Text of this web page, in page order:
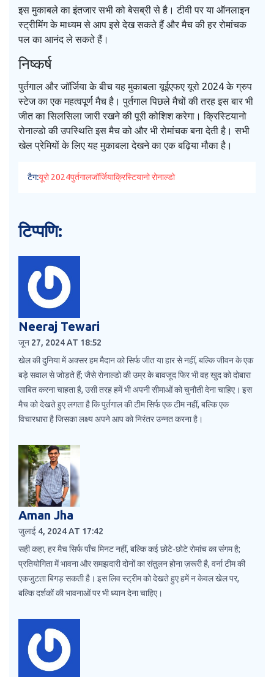
इस मुकाबले का इंतजार सभी को बेसब्री से है। टीवी पर या ऑनलाइन
स्ट्रीमिंग के माध्यम से आप इसे देख सकते हैं और मैच की हर रोमांचक
पल का आनंद ले सकते हैं।
निष्कर्ष
पुर्तगाल और जॉर्जिया के बीच यह मुकाबला यूईएफए यूरो 2024 के ग्रुप
स्टेज का एक महत्वपूर्ण मैच है। पुर्तगाल पिछले मैचों की तरह इस बार भी
जीत का सिलसिला जारी रखने की पूरी कोशिश करेगा। क्रिस्टियानो
रोनाल्डो की उपस्थिति इस मैच को और भी रोमांचक बना देती है। सभी
खेल प्रेमियों के लिए यह मुकाबला देखने का एक बढ़िया मौका है।
टैग:यूरो 2024पुर्तगालजॉर्जियाक्रिस्टियानो रोनाल्डो
टिप्पणि:
Neeraj Tewari
जून 27, 2024 AT 18:52
खेल की दुनिया में अक्सर हम मैदान को सिर्फ जीत या हार से नहीं, बल्कि जीवन के एक
बड़े सवाल से जोड़ते हैं; जैसे रोनाल्डो की उम्र के बावजूद फिर भी वह खुद को दोबारा
साबित करना चाहता है, उसी तरह हमें भी अपनी सीमाओं को चुनौती देना चाहिए। इस
मैच को देखते हुए लगता है कि पुर्तगाल की टीम सिर्फ एक टीम नहीं, बल्कि एक
विचारधारा है जिसका लक्ष्य अपने आप को निरंतर उन्नत करना है।
Aman Jha
जुलाई 4, 2024 AT 17:42
सही कहा, हर मैच सिर्फ पाँच मिनट नहीं, बल्कि कई छोटे‑छोटे रोमांच का संगम है;
प्रतियोगिता में भावना और समझदारी दोनों का संतुलन होना ज़रूरी है, वर्ना टीम की
एकजुटता बिगड़ सकती है। इस लिव स्ट्रीम को देखते हुए हमें न केवल खेल पर,
बल्कि दर्शकों की भावनाओं पर भी ध्यान देना चाहिए।